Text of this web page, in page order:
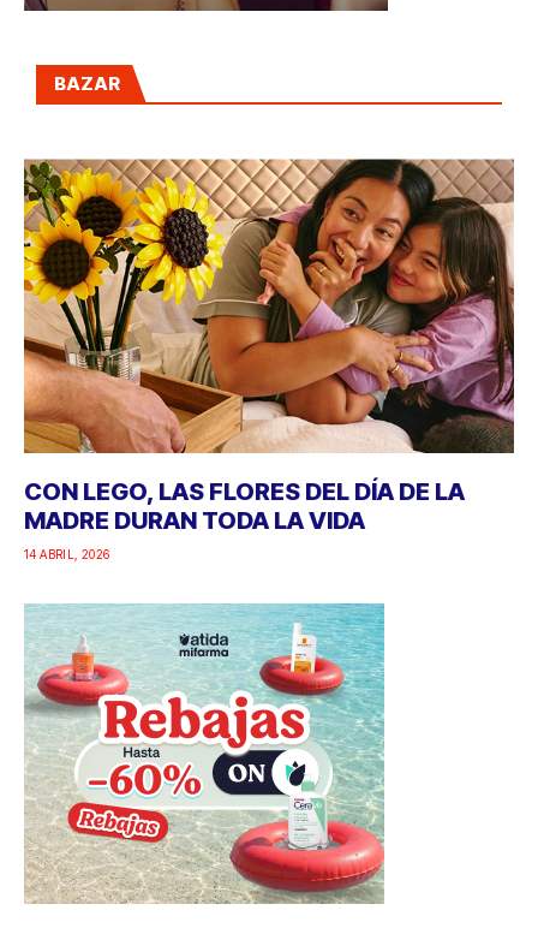
BAZAR
CON LEGO, LAS FLORES DEL DÍA DE LA
MADRE DURAN TODA LA VIDA
14 ABRIL, 2026